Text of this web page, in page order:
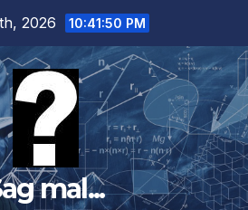
2026 10:41:51 PM
mal...